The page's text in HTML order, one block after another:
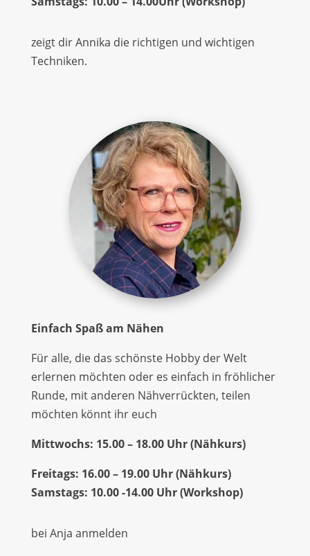
zeigt dir Annika die richtigen und wichtigen
Techniken.
Einfach Spaß am Nähen
Für alle, die das schönste Hobby der Welt
erlernen möchten oder es einfach in fröhlicher
Runde, mit anderen Nähverrückten, teilen
möchten könnt ihr euch
Mittwochs: 15.00 – 18.00 Uhr (Nähkurs)
Freitags: 16.00 – 19.00 Uhr (Nähkurs)
Samstags: 10.00 -14.00 Uhr (Workshop)
bei Anja anmelden